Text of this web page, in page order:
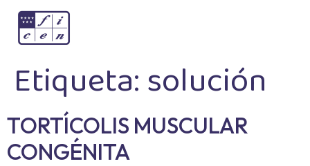
Etiqueta:solución
TORTÍCOLIS MUSCULAR
CONGÉNITA